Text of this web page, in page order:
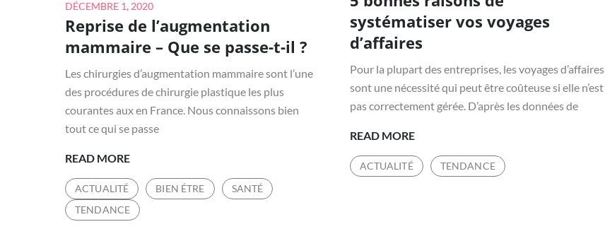
Posted
on
DÉCEMBRE 1, 2020
Reprise de l’augmentation
mammaire – Que se passe-t-il ?
Les chirurgies d’augmentation mammaire sont l’une
des procédures de chirurgie plastique les plus
courantes aux en France. Nous connaissons bien
tout ce qui se passe
READ MOREREPRISE
DE
L’AUGMENTATION
MAMMAIRE
ACTUALITÉ BIEN ÉTRE
SANTÉ
TENDANCE
systématiser vos voyages
d’affaires
Pour la plupart des entreprises, les voyages d’affaires
sont une nécessité qui peut être coûteuse si elle n’est
pas correctement gérée. D’après les données de
READ MORE5
BONNES
RAISONS
ACTUALITÉ TENDANCE